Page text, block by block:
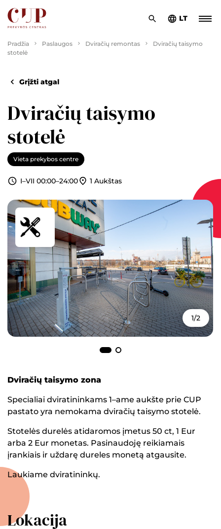
LT
Pradžia Paslaugos Dviračių remontas
Dviračių taisymo
stotelė
Grįžti atgal
Dviračių taisymo
stotelė
Vieta prekybos centre
I–VII 00:00–24:00 1 Aukštas
1/2
Dviračių taisymo zona
Specialiai dviratininkams 1–ame aukšte prie CUP
pastato yra nemokama dviračių taisymo stotelė.
Stotelės durelės atidaromos įmetus 50 ct, 1 Eur
arba 2 Eur monetas. Pasinaudoję reikiamais
įrankiais ir uždarę dureles monetą atgausite.
Laukiame dviratininkų.
Lokacija